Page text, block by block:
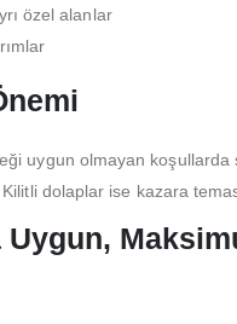
özel alanlar
uygun olmayan
dolaplar ise kazara